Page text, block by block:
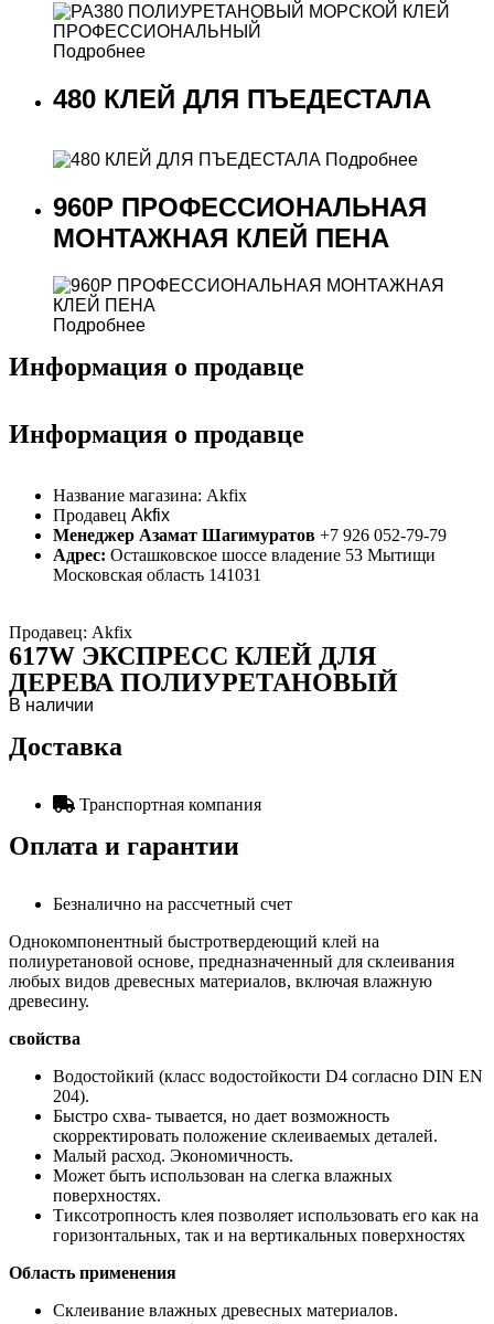
Подробнее
480 КЛЕЙ ДЛЯ ПЪЕДЕСТАЛА
Подробнее
960P ПРОФЕССИОНАЛЬНАЯ
МОНТАЖНАЯ КЛЕЙ ПЕНА
Подробнее
Информация о продавце
Информация о продавце
Название магазина: Akfix
Продавец Akfix
Менеджер Азамат Шагимуратов +7 926 052-79-79
Адрес: Осташковское шоссе владение 53 Мытищи
Московская область 141031
Продавец: Akfix
617W ЭКСПРЕСС КЛЕЙ ДЛЯ
ДЕРЕВА ПОЛИУРЕТАНОВЫЙ
В наличии
Доставка
Транспортная компания
Оплата и гарантии
Безналично на рассчетный счет
Однокомпонентный быстротвердеющий клей на
полиуретановой основе, предназначенный для склеивания
любых видов древесных материалов, включая влажную
древесину.
свойства
Водостойкий (класс водостойкости D4 согласно DIN EN
204).
Быстро схва- тывается, но дает возможность
скорректировать положение склеиваемых деталей.
Малый расход. Экономичность.
Может быть использован на слегка влажных
поверхностях.
Тиксотропность клея позволяет использовать его как на
горизонтальных, так и на вертикальных поверхностях
Область применения
Склеивание влажных древесных материалов.